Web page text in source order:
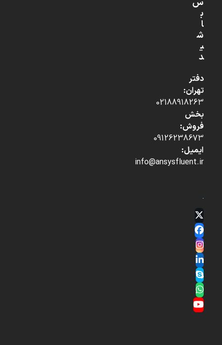
س
ب
ا
ش
ی
د
دفتر
تهران:
02188918263
بخش
فروش:
09126238673
ایمیل:
info@ansysfluent.ir
Twitter
(deprecated)
Facebook
Instagram
LinkedIn
Skype
Whatsapp
YouTube